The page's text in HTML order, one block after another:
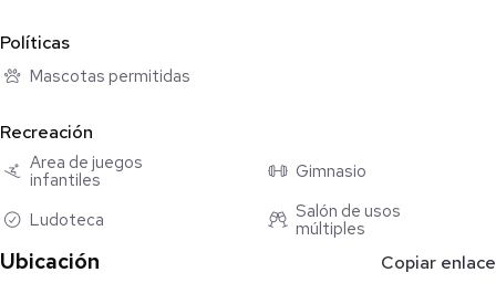
- Ludoteca
- Salón de usos múltiples
- Seguridad 24/7 y acceso controlado
Ubicación estratégica:
Zona bien conectada, cerca de escuelas como el ITAM o la
ANAHUAC DEL SUR, centros comerciales y servicios
esenciales.
Políticas
Mascotas permitidas
Recreación
Área de juegos
infantiles
Gimnasio
Ludoteca
Salón de usos
múltiples
Ubicación Copiar enlace